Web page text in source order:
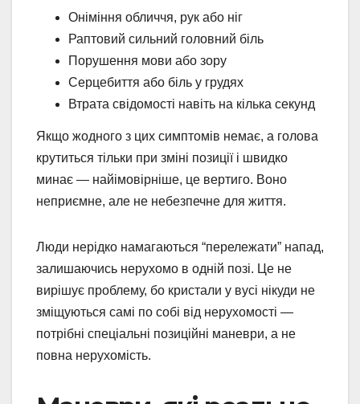
Оніміння обличчя, рук або ніг
Раптовий сильний головний біль
Порушення мови або зору
Серцебиття або біль у грудях
Втрата свідомості навіть на кілька секунд
Якщо жодного з цих симптомів немає, а голова
крутиться тільки при зміні позиції і швидко
минає — найімовірніше, це вертиго. Воно
неприємне, але не небезпечне для життя.
Люди нерідко намагаються “перележати” напад,
залишаючись нерухомо в одній позі. Це не
вирішує проблему, бо кристали у вусі нікуди не
зміщуються самі по собі від нерухомості —
потрібні спеціальні позиційні маневри, а не
повна нерухомість.